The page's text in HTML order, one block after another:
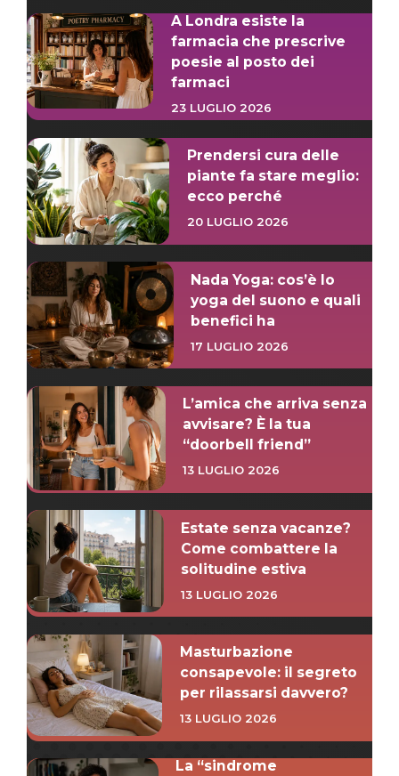
A Londra esiste la
farmacia che prescrive
poesie al posto dei
farmaci
23 LUGLIO 2026
Prendersi cura delle
piante fa stare meglio:
ecco perché
20 LUGLIO 2026
Nada Yoga: cos’è lo
yoga del suono e quali
benefici ha
17 LUGLIO 2026
L’amica che arriva senza
avvisare? È la tua
“doorbell friend”
13 LUGLIO 2026
Estate senza vacanze?
Come combattere la
solitudine estiva
13 LUGLIO 2026
Masturbazione
consapevole: il segreto
per rilassarsi davvero?
13 LUGLIO 2026
La “sindrome